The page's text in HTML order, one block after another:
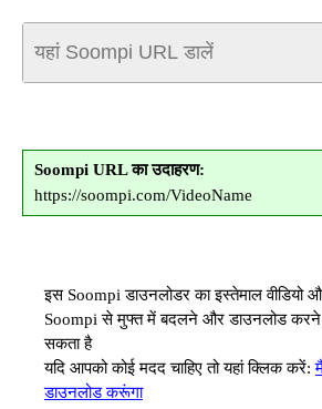
Soompi URL का उदाहरण:
https://soompi.com/VideoName
इस Soompi डाउनलोडर का इस्तेमाल वीडियो
Soompi से मुफ्त में बदलने और डाउनलोड करने
सकता है
यदि आपको कोई मदद चाहिए तो यहां क्लिक करें:
डाउनलोड करूंगा